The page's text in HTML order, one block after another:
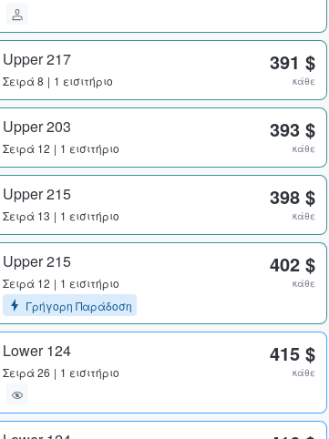
Upper 217
Σειρά8 1 εισιτήριο
391 $
κάθε
Upper 203
Σειρά 12 1 εισιτήριο
393 $
κάθε
Upper 215
Σειρά 13 1 εισιτήριο
398 $
κάθε
Upper 215
Σειρά 12
1 εισιτήριο
Γρήγορη Παράδοση
402 $
κάθε
Lower 124
Σειρά26 1 εισιτήριο
415 $
κάθε